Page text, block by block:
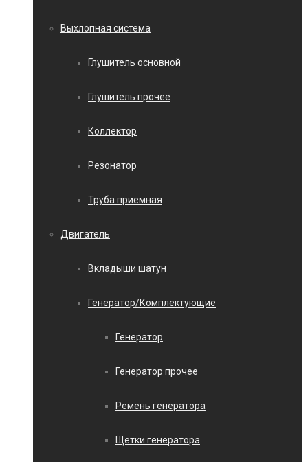
Выхлопная система
Глушитель основной
Глушитель прочее
Коллектор
Резонатор
Труба приемная
Двигатель
Вкладыши шатун
Генератор/Комплектующие
Генератор
Генератор прочее
Ремень генератора
Щетки генератора